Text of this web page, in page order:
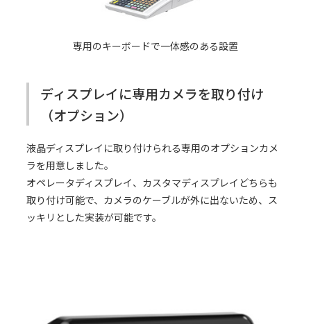
専用のキーボードで一体感のある設置
ディスプレイに専用カメラを取り付け
（オプション）
液晶ディスプレイに取り付けられる専用のオプションカメ
ラを用意しました。
オペレータディスプレイ、カスタマディスプレイどちらも
取り付け可能で、カメラのケーブルが外に出ないため、ス
ッキリとした実装が可能です。